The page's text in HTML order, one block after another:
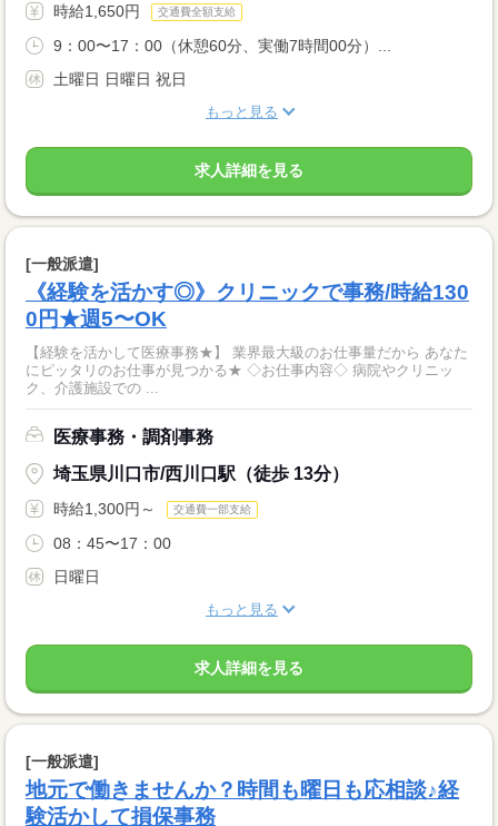
時給1,650円 交通費全額支給
9：00〜17：00（休憩60分、実働7時間00分）...
土曜日 日曜日 祝日
もっと見る
求人詳細を見る
[一般派遣]
《経験を活かす◎》クリニックで事務/時給130
0円★週5〜OK
【経験を活かして医療事務★】 業界最大級のお仕事量だから あなた
にピッタリのお仕事が見つかる★ ◇お仕事内容◇ 病院やクリニッ
ク、介護施設での ...
医療事務・調剤事務
埼玉県川口市/西川口駅（徒歩 13分）
時給1,300円～ 交通費一部支給
08：45〜17：00
日曜日
もっと見る
求人詳細を見る
[一般派遣]
地元で働きませんか？時間も曜日も応相談♪経
験活かして損保事務